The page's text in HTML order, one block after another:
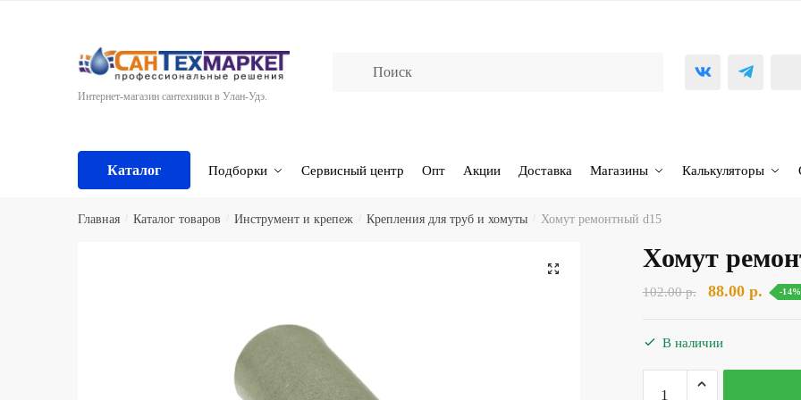
Интернет-магазин сантехники в Улан-Удэ.
Каталог Подборки Сервисный центр Опт Акции Доставка Магазины Калькуляторы
Главная Каталог товаров Инструмент и крепеж Крепления для труб и хомуты Хомут ремонтный d15
🔍 Хомут
102.00р.
составляла
102.00 р..
88.00 р. -14%
В наличии
Количество